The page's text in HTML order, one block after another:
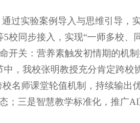
过实验案例导入与思维引导，
校同步接入，实现“一师多校、
开关：营养素触发初情期的机
，我校张明教授充分肯定跨校
名师课堂轮值机制，持续输出
；三是智慧教学标准化，推广